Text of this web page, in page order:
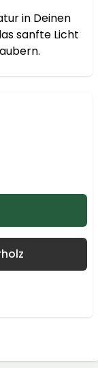
in Deinen
sanfte Licht